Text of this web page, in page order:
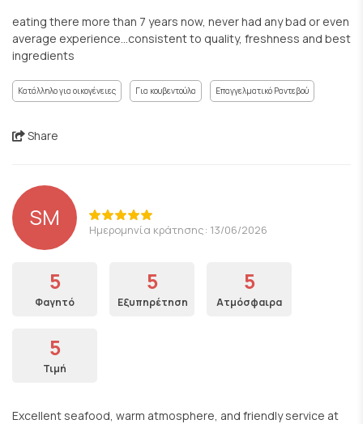
eating there more than 7 years now, never had any bad or even
average experience...consistent to quality, freshness and best
ingredients
Κατάλληλο για οικογένειες Για κουβεντούλα Επαγγελματικό Ραντεβού
Share
SM Ημερομηνία κράτησης: 13/06/2026
5
Φαγητό
5
Εξυπηρέτηση
5
Ατμόσφαιρα
5
Τιμή
Excellent seafood, warm atmosphere, and friendly service at